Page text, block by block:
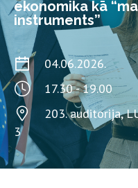
ekonomika kā
instruments”
04.06.2026.
17.30 - 19.00
203. auditorija,
3